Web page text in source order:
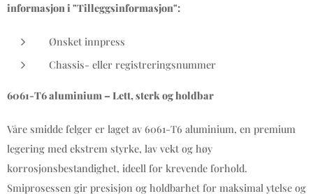
informasjon i "Tilleggsinformasjon":
Ønsket innpress
Chassis- eller registreringsnummer
6061-T6 aluminium – Lett, sterk og holdbar
Våre smidde felger er laget av 6061-T6 aluminium, en premium
legering med ekstrem styrke, lav vekt og høy
korrosjonsbestandighet, ideell for krevende forhold.
Smiprosessen gir presisjon og holdbarhet for maksimal ytelse og